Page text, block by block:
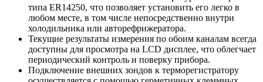
типа ER14250, что позволяет установить его легко в
любом месте, в том числе непосредственно внутри
холодильника или авторефрижератора.
Текущие результаты измерения по обоим каналам всегда
доступны для просмотра на LCD дисплее, что облегчает
периодический контроль и поверку прибора.
Подключение внешних зондов к терморегистратору